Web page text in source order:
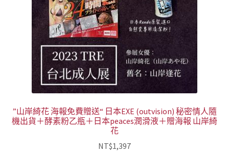
”山岸綺花 海報免費贈送“ 日本EXE (outvision) 秘密情人隨
機出貨＋酵素粉乙瓶＋日本peaces潤滑液＋贈海報 山岸綺
花
NT$1,397